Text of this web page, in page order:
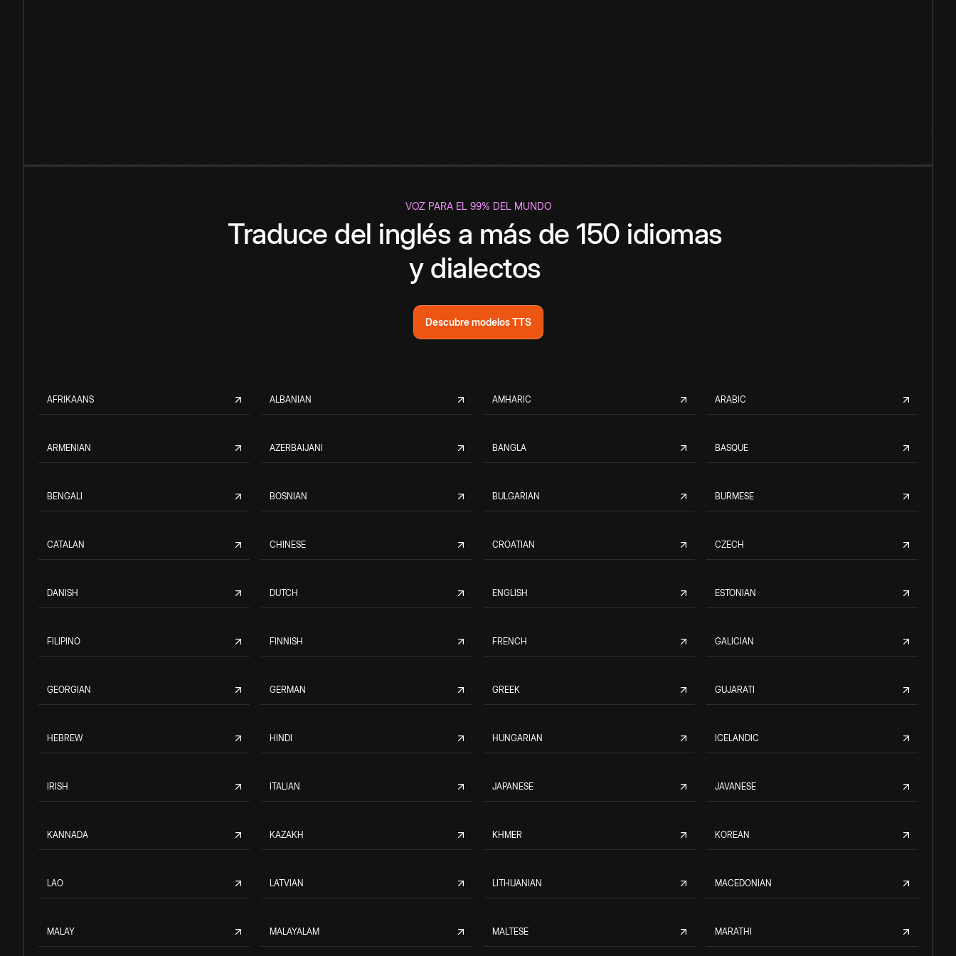
VOZ PARA EL 99% DEL MUNDO
Traduce del inglés a más de 150 idiomas
y dialectos
Descubre modelos TTS
AFRIKAANS ALBANIAN AMHARIC ARABIC
ARMENIAN AZERBAIJANI BANGLA BASQUE
BENGALI BOSNIAN BULGARIAN BURMESE
CATALAN CHINESE CROATIAN CZECH
DANISH DUTCH ENGLISH ESTONIAN
FILIPINO FINNISH FRENCH GALICIAN
GEORGIAN GERMAN GREEK GUJARATI
HEBREW HINDI HUNGARIAN ICELANDIC
IRISH ITALIAN JAPANESE JAVANESE
KANNADA KAZAKH KHMER KOREAN
LAO LATVIAN LITHUANIAN MACEDONIAN
MALAY MALAYALAM MALTESE MARATHI